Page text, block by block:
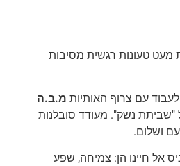
מעט טעונות רגשית מסיבות
עם צרוף האותיות מ.ב.ה
נשק". מעודד סובלנות
ושלום.
אל חיינו הן: צמיחה, שפע